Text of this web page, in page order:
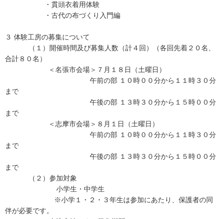
・貫頭衣着用体験
・古代の布づくり入門編
３ 体験工房の募集について
（１）開催時間及び募集人数（計４回）（各回先着２０名、
合計８０名）
＜名張市会場＞７月１８日（土曜日）
午前の部 １０時００分から１１時３０分
まで
午後の部 １３時３０分から１５時００分
まで
＜志摩市会場＞８月１日（土曜日）
午前の部 １０時００分から１１時３０分
まで
午後の部 １３時３０分から１５時００分
まで
（２）参加対象
小学生・中学生
※小学１・２・３年生は参加にあたり、保護者の同
伴が必要です。